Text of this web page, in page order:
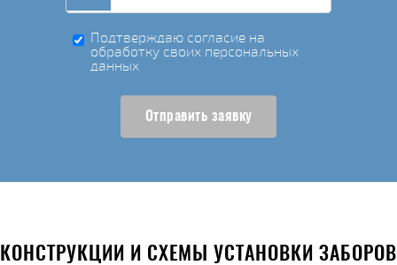
Подтверждаю согласие на
обработку своих персональных
данных
Отправить заявку
КОНСТРУКЦИИ И СХЕМЫ УСТАНОВКИ ЗАБОРОВ